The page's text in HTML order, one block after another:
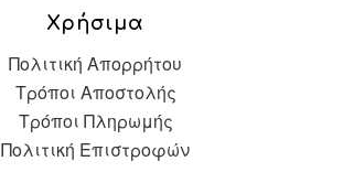
Χρήσιμα
Πολιτική Απορρήτου
Τρόποι Αποστολής
Τρόποι Πληρωμής
Πολιτική Επιστροφών